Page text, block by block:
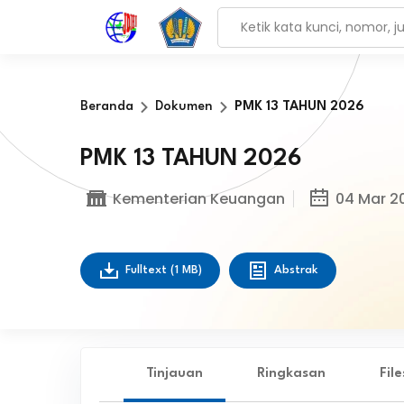
Beranda Dokumen PMK 13 TAHUN 2026
PMK 13 TAHUN 2026
Kementerian Keuangan 04 Mar
Fulltext (1 MB) Abstrak
Tinjauan Ringkasan